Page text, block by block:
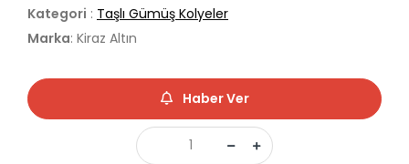
Kategori : Taşlı Gümüş Kolyeler
Marka: Kiraz Altın
Haber Ver